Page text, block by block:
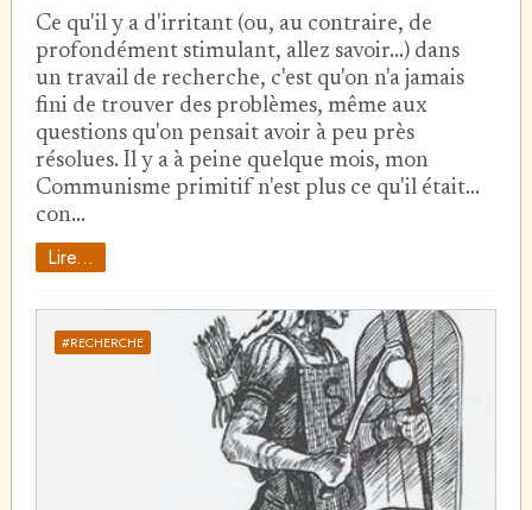
Ce qu'il y a d'irritant (ou, au contraire, de
profondément stimulant, allez savoir...) dans
un travail de recherche, c'est qu'on n'a jamais
fini de trouver des problèmes, même aux
questions qu'on pensait avoir à peu près
résolues. Il y a à peine quelque mois, mon
Communisme primitif n'est plus ce qu'il était...
con…
Lire...
#RECHERCHE